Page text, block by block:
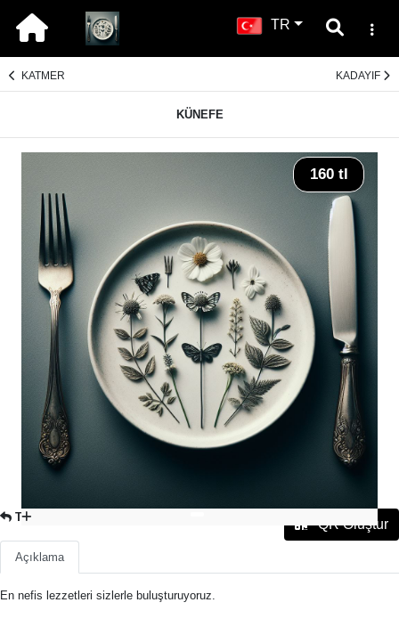
TR
KATMER KADAYIF
KÜNEFE
160 tl
TATLILAR QR Oluştur
Açıklama
En nefis lezzetleri sizlerle buluşturuyoruz.